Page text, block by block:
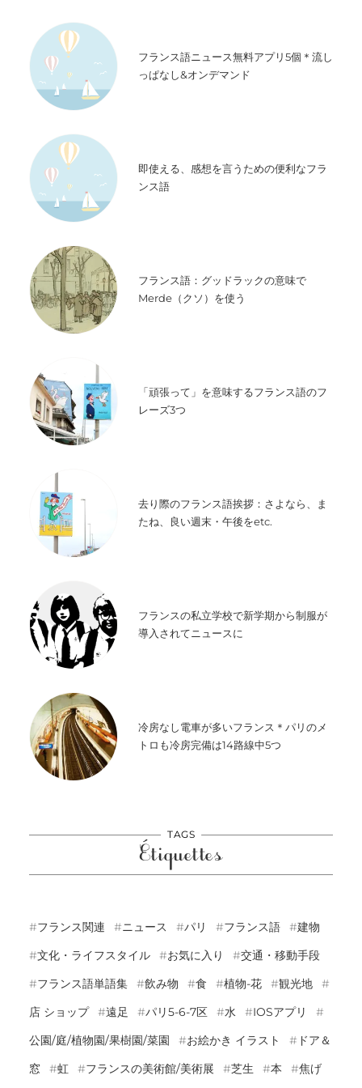
フランス語ニュース無料アプリ5個＊流し
っぱなし&オンデマンド
即使える、感想を言うための便利なフラ
ンス語
フランス語：グッドラックの意味で
Merde（クソ）を使う
「頑張って」を意味するフランス語のフ
レーズ3つ
去り際のフランス語挨拶：さよなら、ま
たね、良い週末・午後をetc.
フランスの私立学校で新学期から制服が
導入されてニュースに
冷房なし電車が多いフランス＊パリのメ
トロも冷房完備は14路線中5つ
TAGS
Étiquettes
フランス関連 ニュース パリ フランス語
建物
文化・ライフスタイル
お気に入り
交通・移動手段
フランス語単語集
飲み物 食 植物-花
観光地
店 ショップ
遠足 パリ5-6-7区 水
IOSアプリ
公園/庭/植物園/果樹園/菜園
お絵かき イラスト
ドア＆
窓
虹 フランスの美術館/美術展 芝生 本
焦げ